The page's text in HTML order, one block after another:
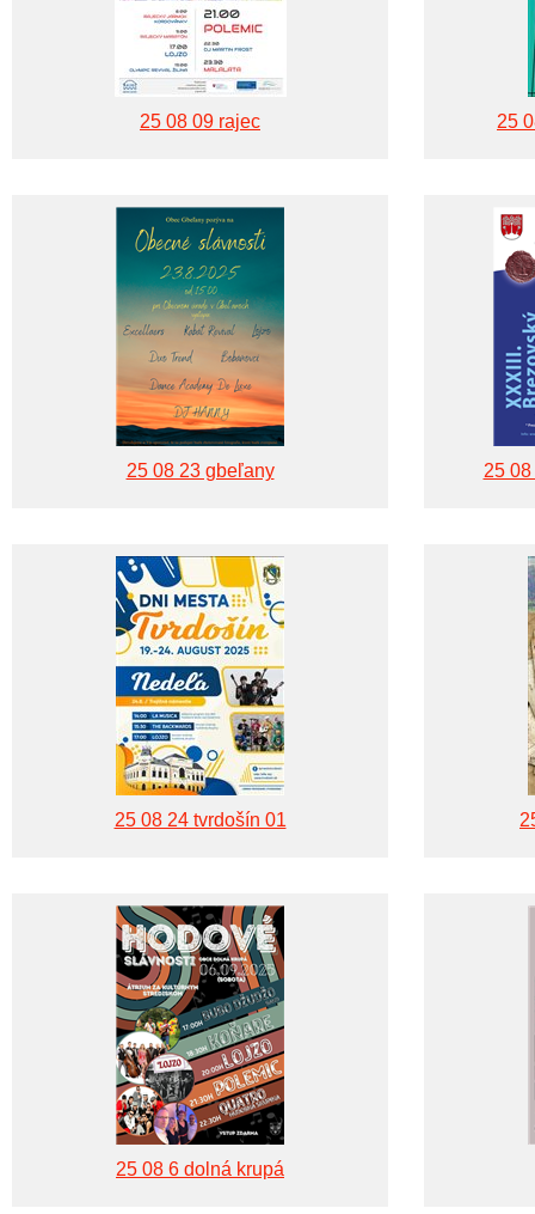
25 08 09 rajec 25
25 08 23 gbeľany 25
25 08 24 tvrdošín 01
25 08 6 dolná krupá